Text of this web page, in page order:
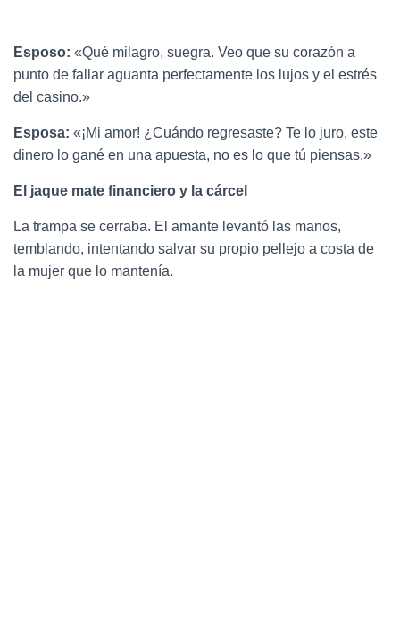
Esposo: «Qué milagro, suegra. Veo que su corazón a
punto de fallar aguanta perfectamente los lujos y el estrés
del casino.»
Esposa: «¡Mi amor! ¿Cuándo regresaste? Te lo juro, este
dinero lo gané en una apuesta, no es lo que tú piensas.»
El jaque mate financiero y la cárcel
La trampa se cerraba. El amante levantó las manos,
temblando, intentando salvar su propio pellejo a costa de
la mujer que lo mantenía.